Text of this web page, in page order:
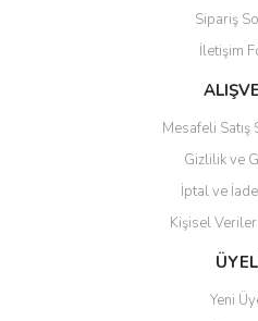
Sipariş
İletişim
Mesafeli Satış
Gizlilik ve
İptal ve
Kişisel
Yeni